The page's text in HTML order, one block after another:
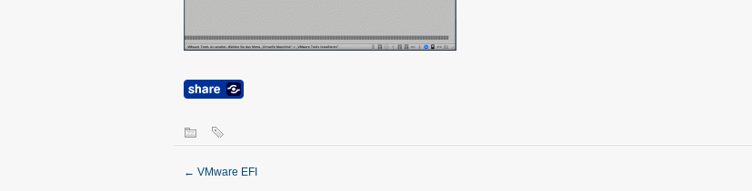
← VMware EFI